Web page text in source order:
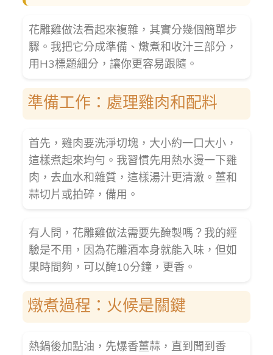
花雕雞做法看起來複雜，其實分幾個簡單步
驟。我把它分成準備、燉煮和收汁三部分，
用H3標題細分，讓你更容易跟隨。
準備工作：處理雞肉和配料
首先，雞肉要洗淨切塊，大小約一口大小，
這樣煮起來均勻。我習慣先用熱水燙一下雞
肉，去血水和雜質，這樣湯汁更清澈。薑和
蒜切片或拍碎，備用。
有人問，花雕雞做法需要先醃製嗎？我的經
驗是不用，因為花雕酒本身就能入味，但如
果時間夠，可以醃10分鐘，更香。
燉煮過程：火候是關鍵
熱鍋後加點油，先爆香薑蒜，直到聞到香